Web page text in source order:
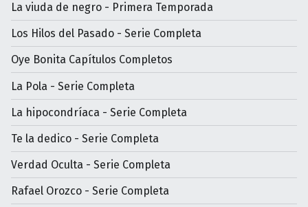
La viuda de negro - Primera Temporada
Los Hilos del Pasado - Serie Completa
Oye Bonita Capítulos Completos
La Pola - Serie Completa
La hipocondríaca - Serie Completa
Te la dedico - Serie Completa
Verdad Oculta - Serie Completa
Rafael Orozco - Serie Completa